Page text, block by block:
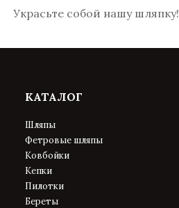
Украсьте собой нашу шляпку!
КАТАЛОГ
Шляпы
Фетровые шляпы
Ковбойки
Кепки
Пилотки
Береты